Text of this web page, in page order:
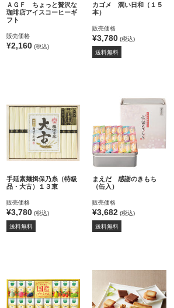
ＡＧＦ ちょっと贅沢な
珈琲店アイスコーヒーギ
フト
販売価格
¥2,160(税込)
カゴメ 潤い日和（１５
本）
販売価格
¥3,780 (税込)
送料無料
手延素麺揖保乃糸（特級
品・大古）１３束
販売価格
¥3,780(税込)
送料無料
まえだ 感謝のきもち
（缶入）
販売価格
¥3,682 (税込)
送料無料